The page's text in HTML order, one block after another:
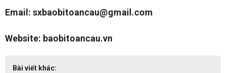
Email: sxbaobitoancau@gmail.com
Website: baobitoancau.vn
Bài viết khác: